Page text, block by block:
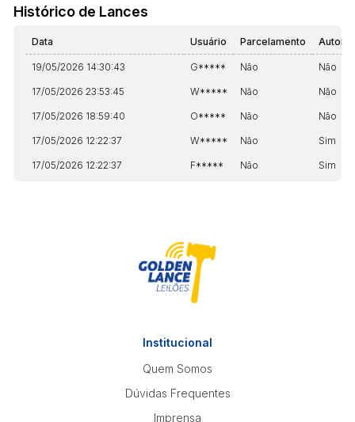
Histórico de Lances
Data Usuário Parcelamento
19/05/2026 14:30:43 G***** Não Não
17/05/2026 23:53:45 W***** Não Não
17/05/2026 18:59:40 O***** Não Não
17/05/2026 12:22:37 W***** Não Sim
17/05/2026 12:22:37 F***** Não Sim
Institucional
Quem Somos
Dúvidas Frequentes
Imprensa